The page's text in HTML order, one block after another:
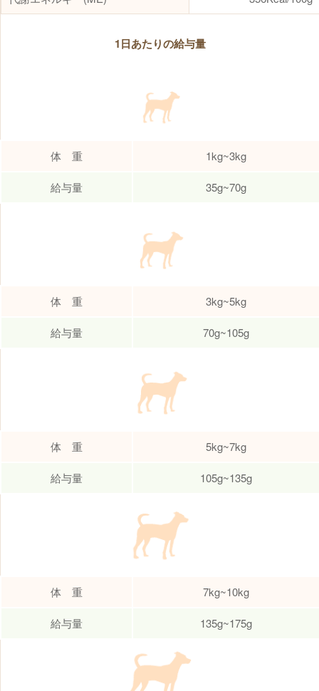
1日あたりの給与量
体 重 1kg~3kg
給与量 35g~70g
体 重 3kg~5kg
給与量 70g~105g
体 重 5kg~7kg
給与量 105g~135g
体 重 7kg~10kg
給与量 135g~175g